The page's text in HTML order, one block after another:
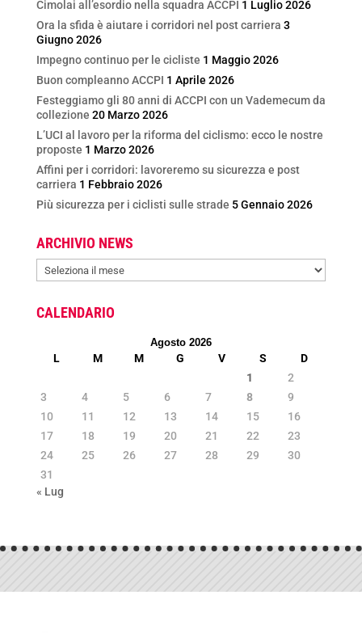
Cimolai all’esordio nella squadra ACCPI 1 Luglio 2026
Ora la sfida è aiutare i corridori nel post carriera 3
Giugno 2026
Impegno continuo per le cicliste 1 Maggio 2026
Buon compleanno ACCPI 1 Aprile 2026
Festeggiamo gli 80 anni di ACCPI con un Vademecum da
collezione 20 Marzo 2026
L’UCI al lavoro per la riforma del ciclismo: ecco le nostre
proposte 1 Marzo 2026
Affini per i corridori: lavoreremo su sicurezza e post
carriera 1 Febbraio 2026
Più sicurezza per i ciclisti sulle strade 5 Gennaio 2026
ARCHIVIO NEWS
ARCHIVIO
NEWS
CALENDARIO
Agosto 2026
L M M G V S
D
1
2
3
4 5 6 7 8
9
10
11 12 13 14 15
16
17
18 19 20 21 22
23
24
25 26 27 28 29
30
31
« Lug